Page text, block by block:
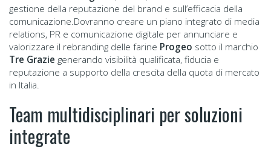
gestione della reputazione del brand e sull’efficacia della
comunicazione.Dovranno creare un piano integrato di media
relations, PR e comunicazione digitale per annunciare e
valorizzare il rebranding delle farine Progeo sotto il marchio
Tre Grazie generando visibilità qualificata, fiducia e
reputazione a supporto della crescita della quota di mercato
in Italia.
Team multidisciplinari per soluzioni
integrate